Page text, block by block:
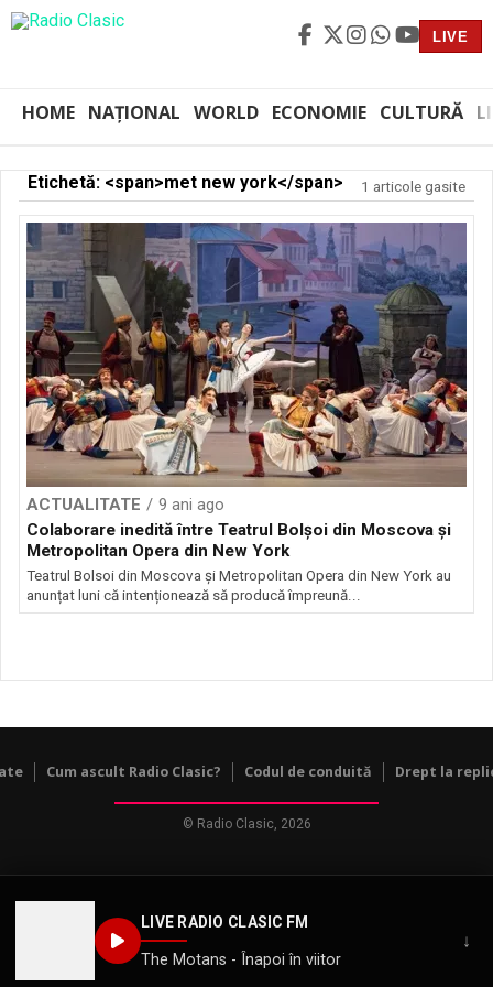
LIVE
HOME NAȚIONAL WORLD ECONOMIE CULTURĂ
LIVE RADIO CLASIC FM
The Motans - Înapoi în viitor
↓
Etichetă: <span>met new york</span> 1 articole gasite
ACTUALITATE
9 ani ago
Colaborare inedită între Teatrul Bolșoi din Moscova și
Metropolitan Opera din New York
Teatrul Bolsoi din Moscova și Metropolitan Opera din New York au
anunțat luni că intenționează să producă împreună...
Cum ascult Radio Clasic? Codul de conduită Drept la
© Radio Clasic, 2026